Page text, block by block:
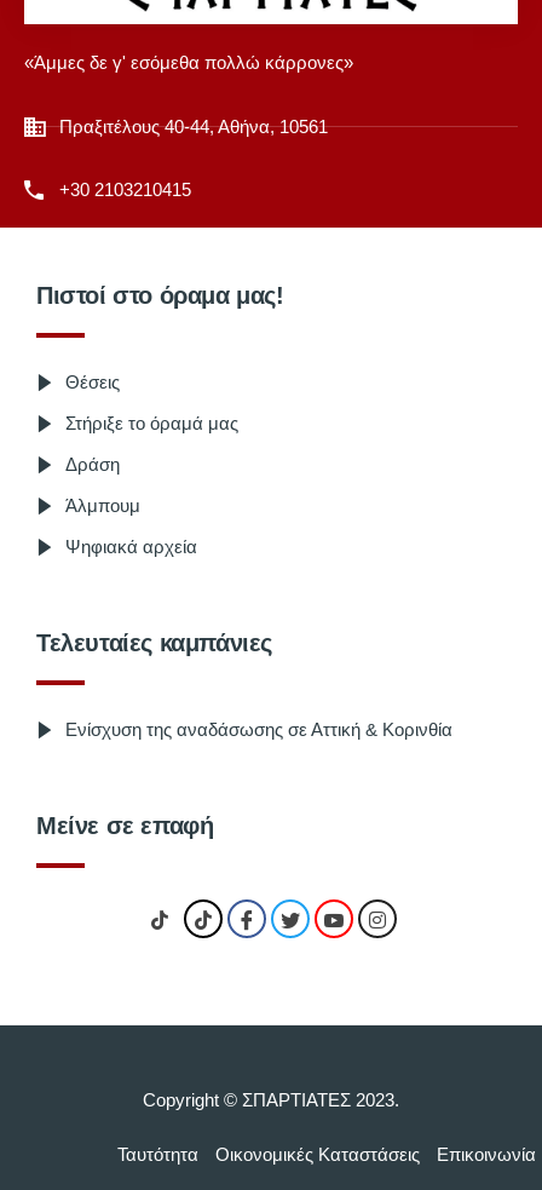
«Άμμες δε γ' εσόμεθα πολλώ κάρρονες»
Πραξιτέλους 40-44, Αθήνα, 10561
+30 2103210415
Πιστοί στο όραμα μας!
Θέσεις
Στήριξε το όραμά μας
Δράση
Άλμπουμ
Ψηφιακά αρχεία
Τελευταίες καμπάνιες
Ενίσχυση της αναδάσωσης σε Αττική & Κορινθία
Μείνε σε επαφή
Copyright © ΣΠΑΡΤΙΑΤΕΣ 2023.
Ταυτότητα Οικονομικές Kαταστάσεις Επικοινωνία